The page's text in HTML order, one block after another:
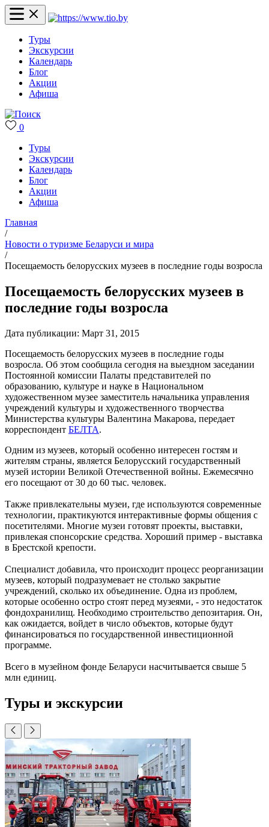
Туры
Экскурсии
Календарь
Блог
Акции
Афиша
0
Туры
Экскурсии
Календарь
Блог
Акции
Афиша
Главная
/
Новости о туризме Беларуси и мира
/
Посещаемость белорусских музеев в последние годы возросла
Посещаемость белорусских музеев в
последние годы возросла
Дата публикации: Март 31, 2015
Посещаемость белорусских музеев в последние годы
возросла. Об этом сообщила сегодня на выездном заседании
Постоянной комиссии Палаты представителей по
образованию, культуре и науке в Национальном
художественном музее заместитель начальника управления
учреждений культуры и художественного творчества
Министерства культуры Валентина Макарова, передает
корреспондент БЕЛТА.
Одним из музеев, который особенно интересен гостям и
жителям страны, является Белорусский государственный
музей истории Великой Отечественной войны. Ежемесячно
его посещают от 30 до 60 тыс. человек.
Также привлекательны музеи, где используются современные
технологии, практикуются интерактивные формы общения с
посетителями. Многие музеи готовят проекты, выставки,
привлекая спонсорские средства. Хороший пример - выставка
в Брестской крепости.
Специалист добавила, что происходит процесс реорганизации
музеев, который подразумевает не столько закрытие
учреждений, сколько их объединение. Одна из проблем,
которые особенно остро стоят перед музеями, - это недостаток
фондохранилищ. Необходимо строительство депозитария. Он,
как ожидается, войдет в число объектов, которые будут
финансироваться по государственной инвестиционной
программе.
Всего в музейном фонде Беларуси насчитывается свыше 5
млн единиц.
Туры и экскурсии